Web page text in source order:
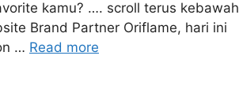
kamu? …. scroll terus kebawah
Brand Partner Oriflame, hari ini
… Read more